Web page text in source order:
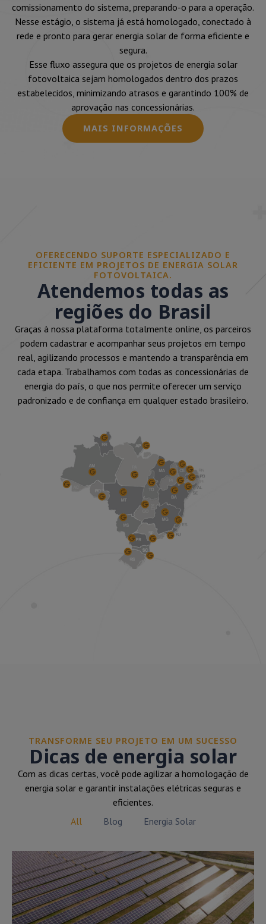
comissionamento do sistema, preparando-o para a operação.
Nesse estágio, o sistema já está homologado, conectado à
rede e pronto para gerar energia solar de forma eficiente e
segura.
Esse fluxo assegura que os projetos de energia solar
fotovoltaica sejam homologados dentro dos prazos
estabelecidos, minimizando atrasos e garantindo 100% de
aprovação nas concessionárias.
MAIS INFORMAÇÕES
OFERECENDO SUPORTE ESPECIALIZADO E
EFICIENTE EM PROJETOS DE ENERGIA SOLAR
FOTOVOLTAICA.
Atendemos todas as
regiões do Brasil
Graças à nossa plataforma totalmente online, os parceiros
podem cadastrar e acompanhar seus projetos em tempo
real, agilizando processos e mantendo a transparência em
cada etapa. Trabalhamos com todas as concessionárias de
energia do país, o que nos permite oferecer um serviço
padronizado e de confiança em qualquer estado brasileiro.
TRANSFORME SEU PROJETO EM UM SUCESSO
Dicas de energia solar
Com as dicas certas, você pode agilizar a homologação de
energia solar e garantir instalações elétricas seguras e
eficientes.
All
Blog Energia Solar